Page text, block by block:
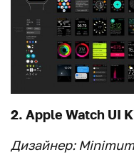
2. Apple Watch UI
Дизайнер: